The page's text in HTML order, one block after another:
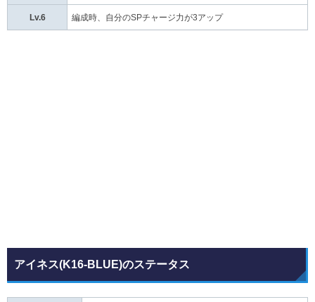
Lv.6 編成時、自分のSPチャージ力が3アップ
アイネス(K16-BLUE)のステータス